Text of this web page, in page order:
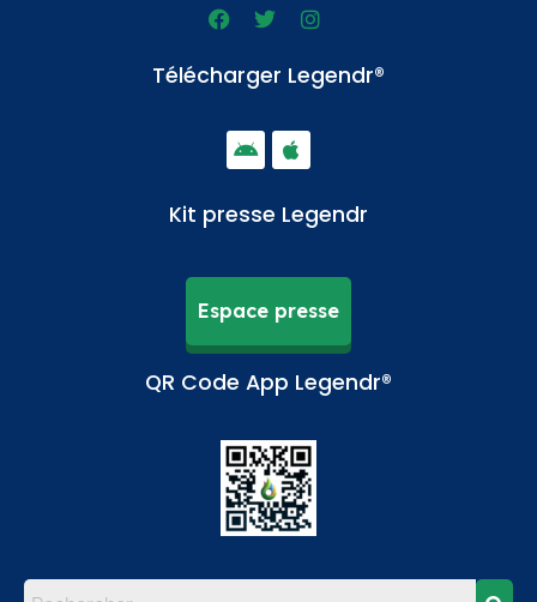
Télécharger Legendr®
Kit presse Legendr
Espace presse
QR Code App Legendr®